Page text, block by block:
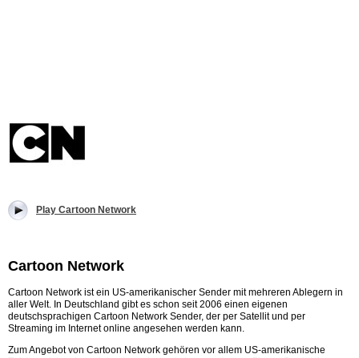
Play Cartoon Network
Cartoon Network
Cartoon Network ist ein US-amerikanischer Sender mit mehreren Ablegern in
aller Welt. In Deutschland gibt es schon seit 2006 einen eigenen
deutschsprachigen Cartoon Network Sender, der per Satellit und per
Streaming im Internet online angesehen werden kann.
Zum Angebot von Cartoon Network gehören vor allem US-amerikanische